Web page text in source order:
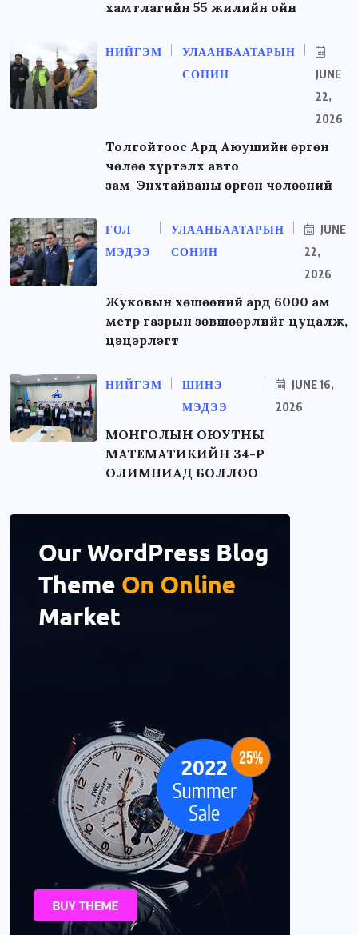
хамтлагийн 55 жилийн ойн
НИЙГЭМ
УЛААНБААТАРЫН
СОНИН
JUNE
22,
2026
Толгойтоос Ард Аюушийн өргөн
чөлөө хүртэлх авто
зам Энхтайваны өргөн чөлөөний
ГОЛ
МЭДЭЭ
УЛААНБААТАРЫН
СОНИН
JUNE
22,
2026
Жуковын хөшөөний ард 6000 ам
метр газрын зөвшөөрлийг цуцалж,
цэцэрлэгт
НИЙГЭМ
ШИНЭ
МЭДЭЭ
JUNE 16,
2026
МОНГОЛЫН ОЮУТНЫ
МАТЕМАТИКИЙН 34-Р
ОЛИМПИАД БОЛЛОО